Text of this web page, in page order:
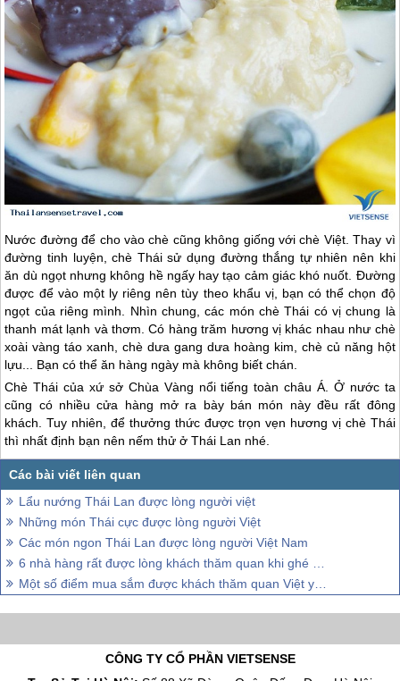
Nước đường để cho vào chè cũng không giống với chè Việt. Thay vì
đường tinh luyện, chè Thái sử dụng đường thắng tự nhiên nên khi
ăn dù ngọt nhưng không hề ngấy hay tạo cảm giác khó nuốt. Đường
được để vào một ly riêng nên tùy theo khẩu vị, bạn có thể chọn độ
ngọt của riêng mình. Nhìn chung, các món chè Thái có vị chung là
thanh mát lạnh và thơm. Có hàng trăm hương vị khác nhau như chè
xoài vàng táo xanh, chè dưa gang dưa hoàng kim, chè củ năng hột
lựu... Bạn có thể ăn hàng ngày mà không biết chán.
Chè Thái của xứ sở Chùa Vàng nổi tiếng toàn châu Á. Ở nước ta
cũng có nhiều cửa hàng mở ra bày bán món này đều rất đông
khách. Tuy nhiên, để thưởng thức được trọn vẹn hương vị chè Thái
thì nhất định bạn nên nếm thử ởThái Lan nhé.
Lẩu nướng Thái Lan được lòng người việt
Những món Thái cực được lòng người Việt
Các món ngon Thái Lan được lòng người Việt Nam
6 nhà hàng rất được lòng khách thăm quan khi ghé thăm Bangkok
Một số điểm mua sắm được khách thăm quan Việt yêu thích tại Thái Lan
CÔNG TY CỔ PHẦN VIETSENSE